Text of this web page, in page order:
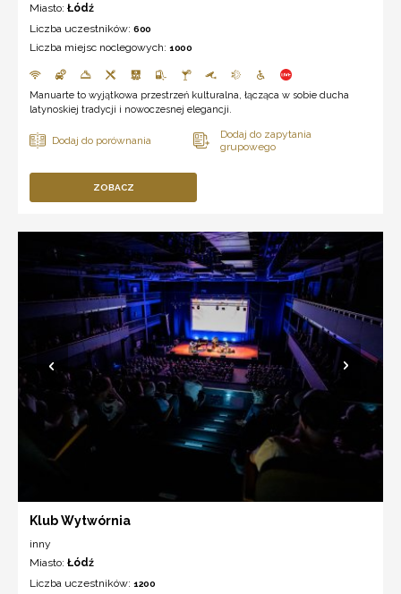
Miasto: Łódź
Liczba uczestników: 600
Liczba miejsc noclegowych: 1000
Manuarte to wyjątkowa przestrzeń kulturalna, łącząca w sobie ducha
latynoskiej tradycji i nowoczesnej elegancji.
ZOBACZ
Klub Wytwórnia
inny
Miasto: Łódź
Liczba uczestników: 1200